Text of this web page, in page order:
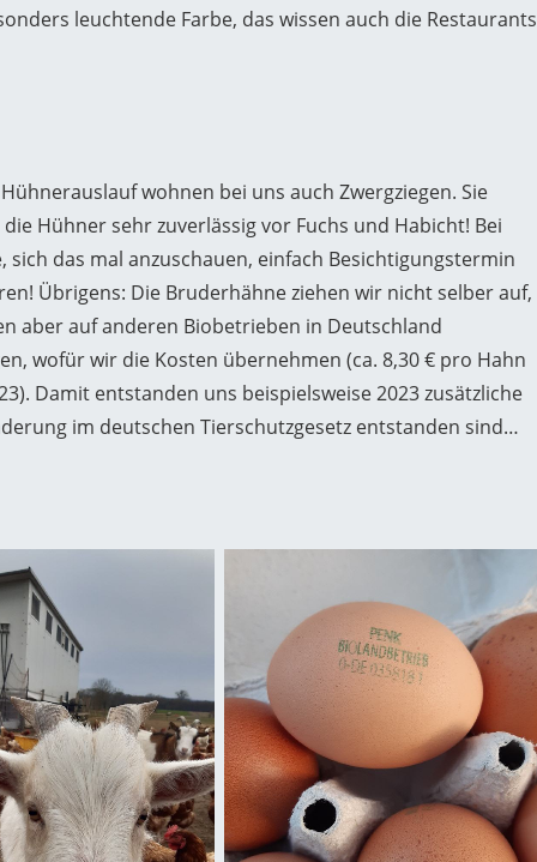
leuchtende Farbe, das wissen auch die Restaurants
wohnen bei uns auch Zwergziegen. Sie
Hühner sehr zuverlässig vor Fuchs und Habicht! Bei
sich das mal anzuschauen, einfach Besichtigungstermin
Übrigens: Die Bruderhähne ziehen wir nicht selber auf,
aber auf anderen Biobetrieben in Deutschland
wofür wir die Kosten übernehmen (ca. 8,30 € pro Hahn
Damit entstanden uns beispielsweise 2023 zusätzliche
im deutschen Tierschutzgesetz entstanden sind…